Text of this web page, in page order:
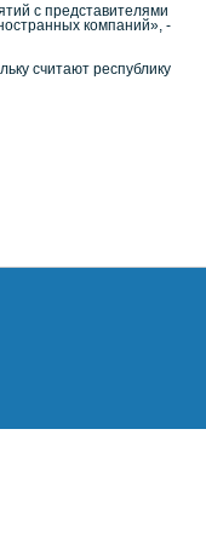
с представителями
компаний», -
считают республику